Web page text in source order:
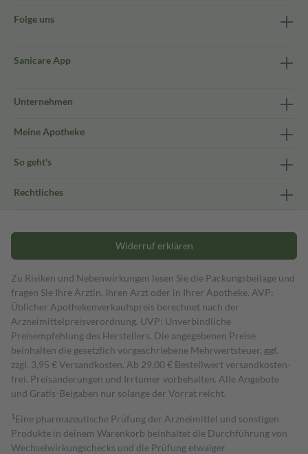
Folge uns
Sanicare App
Unternehmen
Meine Apotheke
So geht's
Rechtliches
Widerruf erklären
Zu Risiken und Nebenwirkungen lesen Sie die Packungsbeilage und
fragen Sie Ihre Ärztin, Ihren Arzt oder in Ihrer Apotheke. AVP:
Üblicher Apothekenverkaufspreis berechnet nach der
Arzneimittelpreisverordnung. UVP: Unverbindliche
Preisempfehlung des Herstellers. Die angegebenen Preise
beinhalten die gesetzlich vorgeschriebene Mehrwertsteuer, ggf.
zzgl. 3,95 € Versandkosten. Ab 29,00 € Bestell­wert versand­kosten­
frei. Preisänderungen und Irrtümer vorbehalten. Alle Angebote
und Gratis-Beigaben nur solange der Vorrat reicht.
1 Eine pharmazeutische Prüfung der Arzneimittel und sonstigen
Produkte in deinem Warenkorb beinhaltet die Durchführung von
Wechselwirkungschecks und die Prüfung etwaiger